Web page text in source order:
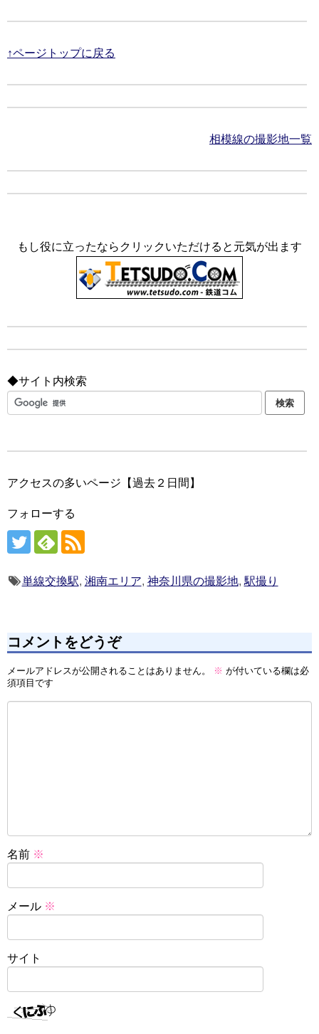
↑ページトップに戻る
相模線の撮影地一覧
もし役に立ったならクリックいただけると元気が出ます
◆サイト内検索
アクセスの多いページ【過去２日間】
フォローする
単線交換駅, 湘南エリア, 神奈川県の撮影地, 駅撮り
コメントをどうぞ
メールアドレスが公開されることはありません。 ※ が付いている欄は必
須項目です
名前 ※
メール ※
サイト